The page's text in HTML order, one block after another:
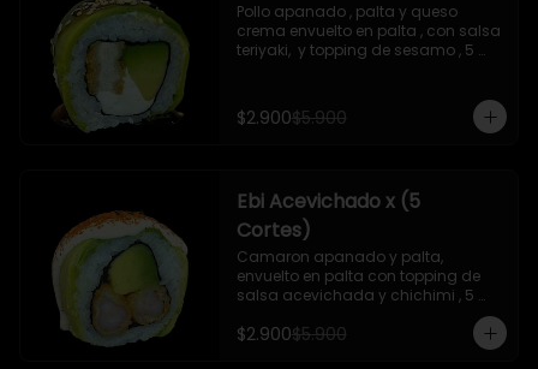
Pollo apanado , palta y queso
crema envuelto en palta , con salsa
teriyaki,  y topping de sesamo , 5
$2.900$5.900
Ebi Acevichado x (5
Cortes)
Camaron apanado y palta,
envuelto en palta con topping de
salsa acevichada y chichimi , 5
unidades , incluye 1 soya de 15 ml
$2.900$5.900